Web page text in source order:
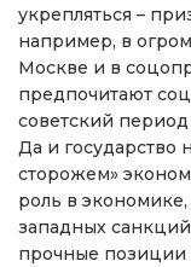
укрепляться –
например, в
Москве и в
предпочитают
советский
Да и государство
сторожем»
роль в
западных
прочные позиции